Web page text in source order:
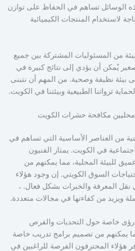
الوسائل تساهم في الحفاظ على توازن
لاستخدام المنتجات الكيميائية
من المسئوليات المشتركة بين جميع
يُمكن أن يؤدي إلى نتائج كبيرة في
بيئة نظيفة وصحية. من المهم أن نتبنى
ثرواتنا الطبيعية وبيئتنا في الكويت.
محليين مكافحة حشرات الكويت
من العناصر الأساسية التي تساهم في
في الكويت. يمتاز الفنيون
للبيئة المحلية، مما يمكنهم من
السوق الكويتي. إن وجود هؤلاء
نقل المعرفة والخبرات بشكل فعال. ،
ويزيد من كفاءتها في مجالات متعددة.
رؤى خاصة حول التحديات والفرص
يمكنهم من تصميم برامج تدريب خاصة
هؤلاء المحترفون الفرصة للراغبين في